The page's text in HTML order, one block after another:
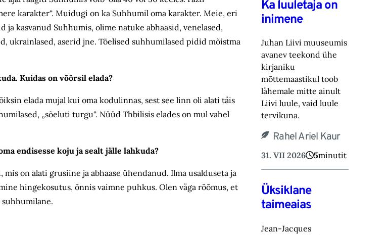
karakter“. Muidugi on ka Suhhumil oma karakter. Meie, eri
ja kasvanud Suhhumis, olime natuke abhaasid, venelased,
ukrainlased, aserid jne. Tõelised suhhumilased pidid mõistma
Kuidas on võõrsil elada?
elada mujal kui oma kodulinnas, sest see linn oli alati täis
„sõeluti turgu“. Nüüd Thbilisis elades on mul vahel
endisesse koju ja sealt jälle lahkuda?
on alati grusiine ja abhaase ühendanud. Ilma usalduseta ja
hingekosutus, õnnis vaimne puhkus. Olen väga rõõmus, et
suhhumilane.
Ka luuletaja on
inimene
Juhan Liivi muuseumis
avanev teekond ühe
kirjaniku
mõttemaastikul toob
lähemale mitte ainult
Liivi luule, vaid luule
tervikuna.
Rahel Ariel Kaur
31. VII 2026 5minutit
Üksiklane
taimeaias
Jean-Jacques